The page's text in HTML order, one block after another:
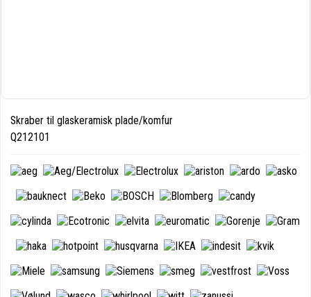
Skraber til glaskeramisk plade/komfur
Q212101